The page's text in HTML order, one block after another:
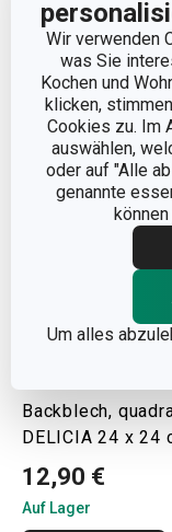
Wir verwenden
was Sie
Kochen und
klicken,
Cookies zu. Im
auswählen,
oder auf "Alle
genannte
Um alles
Auf Lager
Warenkorb
Backblech,
DELICIA 24 x 24
12,90 €
Auf Lager